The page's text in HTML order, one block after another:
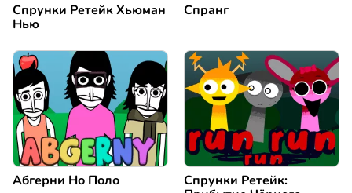
Спрунки Ретейк Хьюман
Нью
Спранг
Абгерни Но Поло
Спрунки Ретейк: